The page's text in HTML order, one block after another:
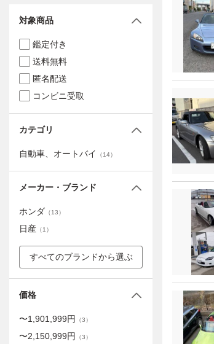
対象商品
鑑定付き
送料無料
匿名配送
コンビニ受取
カテゴリ
自動車、オートバイ （14）
メーカー・ブランド
ホンダ （13）
日産 （1 ）
すべてのブランドから選ぶ
価格
〜1,901,999円 （3）
〜2,150,999円 （3）